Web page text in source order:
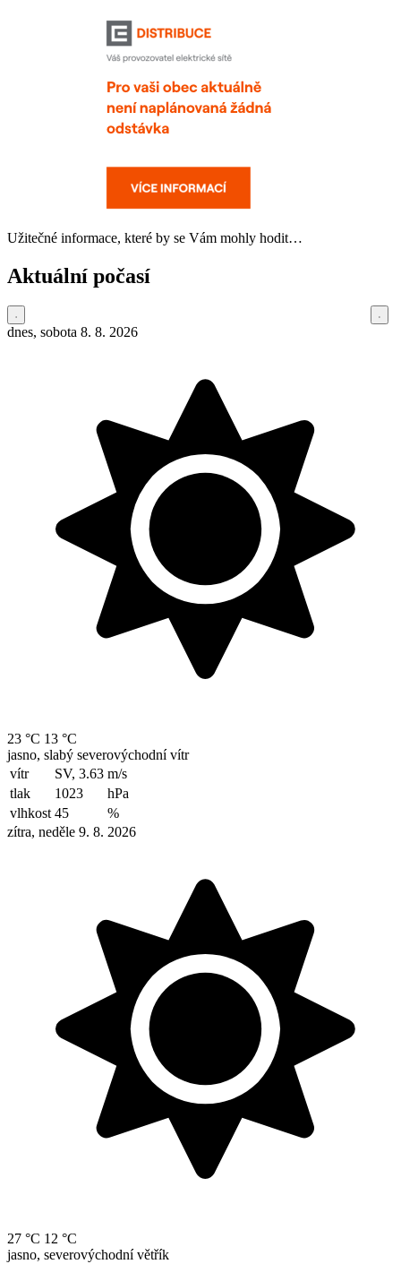
Užitečné informace, které by se Vám mohly hodit…
Aktuální počasí
dnes, sobota 8. 8. 2026
23 °C 13 °C
jasno, slabý severovýchodní vítr
vítr
SV, 3.63 m/s
tlak
1023
hPa
vlhkost 45
%
zítra, neděle 9. 8. 2026
27 °C 12 °C
jasno, severovýchodní větřík